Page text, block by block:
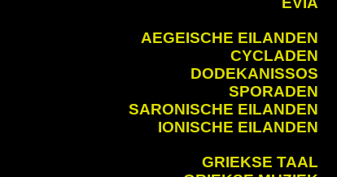
AEGEISCHE EILANDEN
CYCLADEN
DODEKANISSOS
SPORADEN
SARONISCHE EILANDEN
IONISCHE EILANDEN
GRIEKSE TAAL